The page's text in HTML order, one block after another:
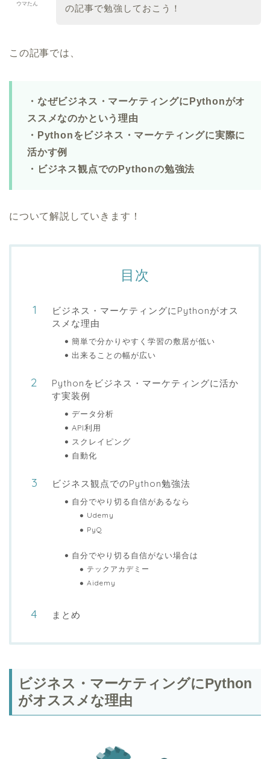
ウマたん
の記事で勉強しておこう！
この記事では、
・なぜビジネス・マーケティングにPythonがオ
ススメなのかという理由
・Pythonをビジネス・マーケティングに実際に
活かす例
・ビジネス観点でのPythonの勉強法
について解説していきます！
目次
ビジネス・マーケティングにPythonがオス
スメな理由
簡単で分かりやすく学習の敷居が低い
出来ることの幅が広い
Pythonをビジネス・マーケティングに活か
す実装例
データ分析
API利用
スクレイピング
自動化
ビジネス観点でのPython勉強法
自分でやり切る自信があるなら
Udemy
PyQ
自分でやり切る自信がない場合は
テックアカデミー
Aidemy
まとめ
ビジネス・マーケティングにPython
がオススメな理由